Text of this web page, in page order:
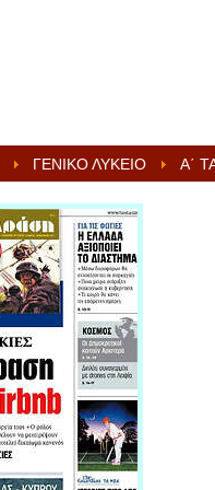
ΓΕΝΙΚΌ ΛΎΚΕΙΟ Α΄